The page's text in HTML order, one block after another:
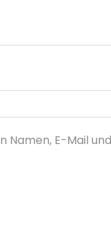
Namen, E-Mail